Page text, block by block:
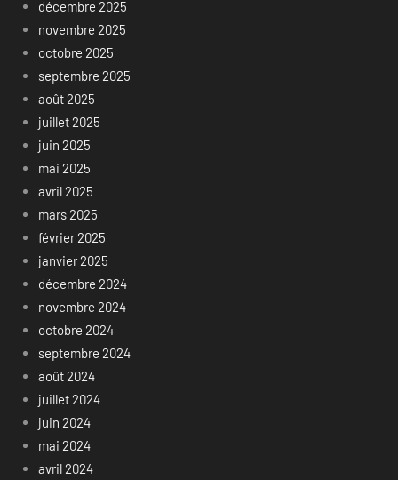
décembre 2025
novembre 2025
octobre 2025
septembre 2025
août 2025
juillet 2025
juin 2025
mai 2025
avril 2025
mars 2025
février 2025
janvier 2025
décembre 2024
novembre 2024
octobre 2024
septembre 2024
août 2024
juillet 2024
juin 2024
mai 2024
avril 2024